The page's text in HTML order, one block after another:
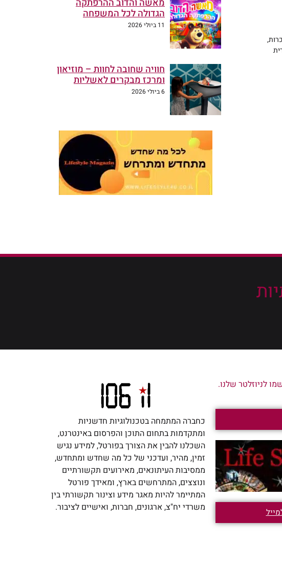
הגדולה לכל המשפחה
11 ביולי 2026
חוויה שחובה לחוות – מוזיאון
ומרכז מבקרים לאשליות
6 ביולי 2026
לניוזלטר שלנו.
כחברה המתמחה בטכנולוגיות חדשניות
ומתקדמות בתחום התוכן והפרסום באינטרנט,
השכלנו להבין את הצורך בפורטל, למידע נגיש
זמין, מהיר, ועדכני של כל מה שחדש ומתחדש,
ממסיבות העיתונאים, מאירועים תקשורתיים
ונוצצים, המתרחשים בארץ, ומאידך פורטל
המתיימר להיות מאגר מידע וצינור תקשורתי בין
משרדי יח"צ, ארגונים, חברות, ואישיים לציבור.